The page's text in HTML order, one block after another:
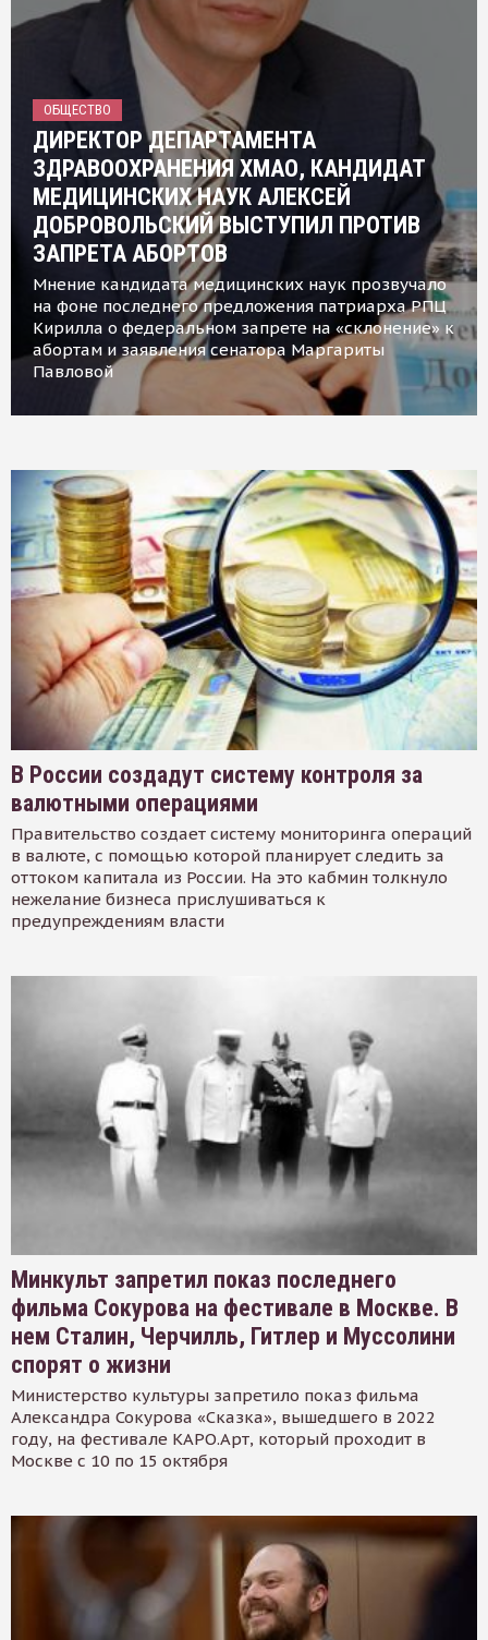
ОБЩЕСТВО
ДИРЕКТОР ДЕПАРТАМЕНТА
ЗДРАВООХРАНЕНИЯ ХМАО, КАНДИДАТ
МЕДИЦИНСКИХ НАУК АЛЕКСЕЙ
ДОБРОВОЛЬСКИЙ ВЫСТУПИЛ ПРОТИВ
ЗАПРЕТА АБОРТОВ
Мнение кандидата медицинских наук прозвучало
на фоне последнего предложения патриарха РПЦ
Кирилла о федеральном запрете на «склонение» к
абортам и заявления сенатора Маргариты
Павловой
В России создадут систему контроля за
валютными операциями
Правительство создает систему мониторинга операций
в валюте, с помощью которой планирует следить за
оттоком капитала из России. На это кабмин толкнуло
нежелание бизнеса прислушиваться к
предупреждениям власти
Минкульт запретил показ последнего
фильма Сокурова на фестивале в Москве. В
нем Сталин, Черчилль, Гитлер и Муссолини
спорят о жизни
Министерство культуры запретило показ фильма
Александра Сокурова «Сказка», вышедшего в 2022
году, на фестивале КАРО.Арт, который проходит в
Москве с 10 по 15 октября